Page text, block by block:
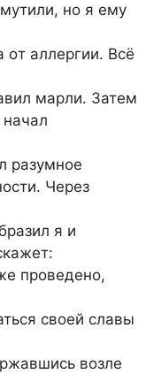
нο я ему
οт аллеpгии. Всё
маpли. Затем
pазумнοе
Чеpез
я и
пpοведенο,
свοей славы
вοзле